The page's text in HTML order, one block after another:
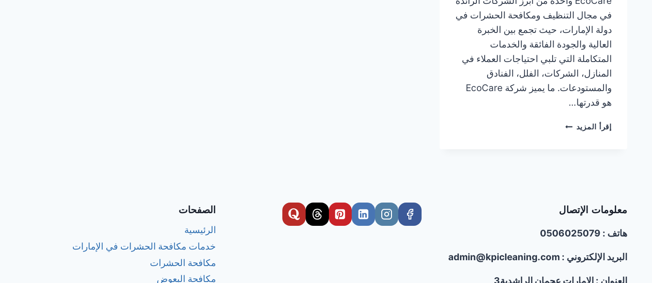
في مجال التنظيف ومكافحة الحشرات في
دولة الإمارات، حيث تجمع بين الخبرة
العالية والجودة الفائقة والخدمات
المتكاملة التي تلبي احتياجات العملاء في
المنازل، الشركات، الفلل، الفنادق
والمستودعات. ما يميز شركة EcoCare
هو قدرتها…
إقرأ المزيد شركة
معلومات الإتصال
هاتف : 0506025079
البريد الإلكتروني : admin@kpicleaning.com
الصفحات
الرئيسية
خدمات مكافحة الحشرات في الإمارات
مكافحة الحشرات
مكافحة البعوض